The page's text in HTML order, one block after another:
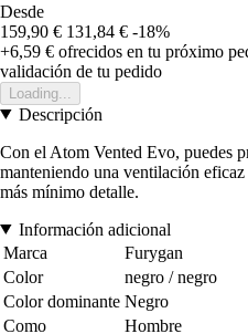
Desde
159,90 € 131,84 € -18%
+6,59 € ofrecidos en tu próximo
validación de tu pedido
Loading...
Descripción
Con el Atom Vented Evo, puedes
manteniendo una ventilación
más mínimo detalle.
Información adicional
Marca
Furygan
Color
negro / negro
Color dominante Negro
Como
Hombre